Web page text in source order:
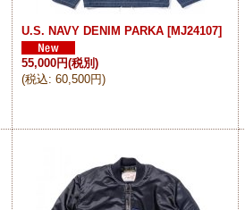
U.S. NAVY DENIM PARKA [MJ24107]
55,000円(税別)
(税込: 60,500円)